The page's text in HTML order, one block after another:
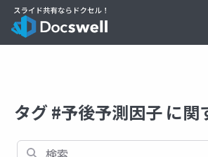
タグ #予後予測因子 に関
検索